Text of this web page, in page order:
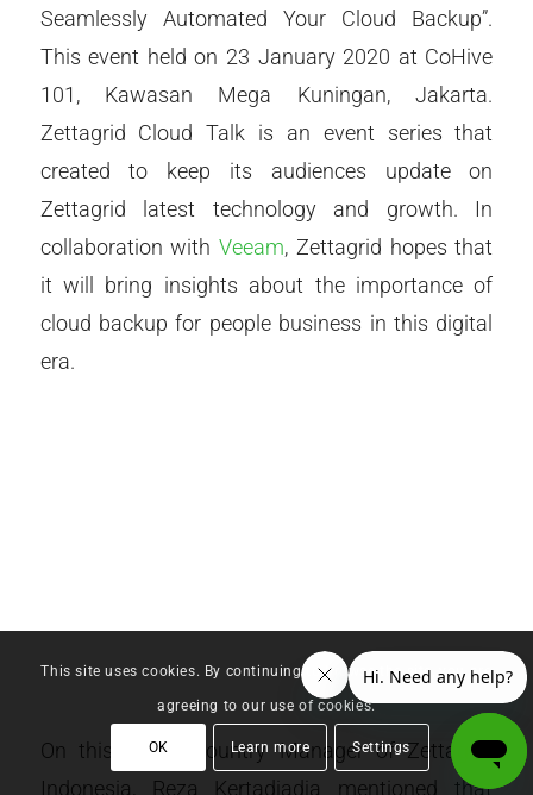
Seamlessly Automated Your Cloud Backup”.
This event held on 23 January 2020 at CoHive
101, Kawasan Mega Kuningan, Jakarta.
Zettagrid Cloud Talk is an event series that
created to keep its audiences update on
Zettagrid latest technology and growth. In
collaboration withVeeam, Zettagrid hopes that
it will bring insights about the importance of
cloud backup for people business in this digital
era.
On this event, Country Manager of Zettagrid
Indonesia, Reza Kertadjadja mentioned that
This site uses cookies. By continuing to browse the site, you are
agreeing to our use of cookies.
OK Learn more Settings